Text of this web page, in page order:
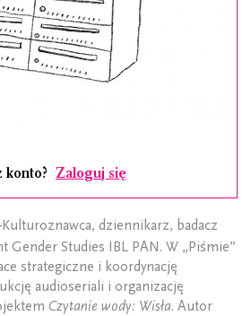
konto? Zaloguj się
dziennikarz, badacz
Gender Studies IBL PAN. W „Piśmie”
strategiczne i koordynację
audioseriali i organizację
Czytanie wody: Wisła. Autor